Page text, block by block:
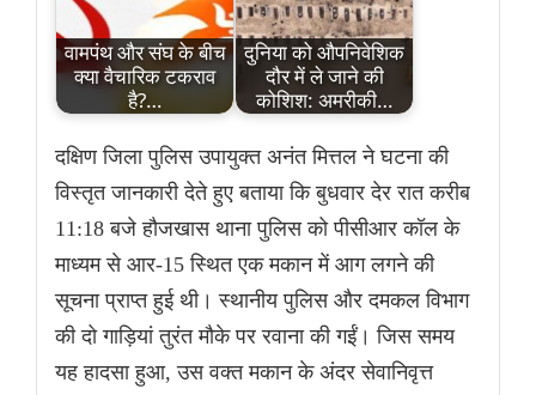
वामपंथ और संघ के बीच
क्या वैचारिक टकराव
है?…
दुनिया को औपनिवेशिक
दौर में ले जाने की
कोशिश: अमरीकी…
दक्षिण जिला पुलिस उपायुक्त अनंत मित्तल ने घटना की
विस्तृत जानकारी देते हुए बताया कि बुधवार देर रात करीब
11:18 बजे हौजखास थाना पुलिस को पीसीआर कॉल के
माध्यम से आर-15 स्थित एक मकान में आग लगने की
सूचना प्राप्त हुई थी। स्थानीय पुलिस और दमकल विभाग
की दो गाड़ियां तुरंत मौके पर रवाना की गईं। जिस समय
यह हादसा हुआ, उस वक्त मकान के अंदर सेवानिवृत्त